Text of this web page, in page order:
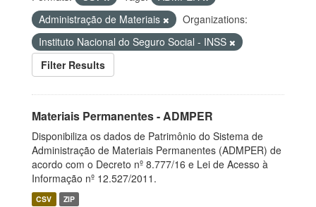
Administração de Materiais
Organizations:
Instituto Nacional do Seguro Social - INSS
Filter Results
Materiais Permanentes - ADMPER
Disponibiliza os dados de Patrimônio do Sistema de
Administração de Materiais Permanentes (ADMPER) de
acordo com o Decreto nº 8.777/16 e Lei de Acesso à
Informação nº 12.527/2011.
CSV ZIP